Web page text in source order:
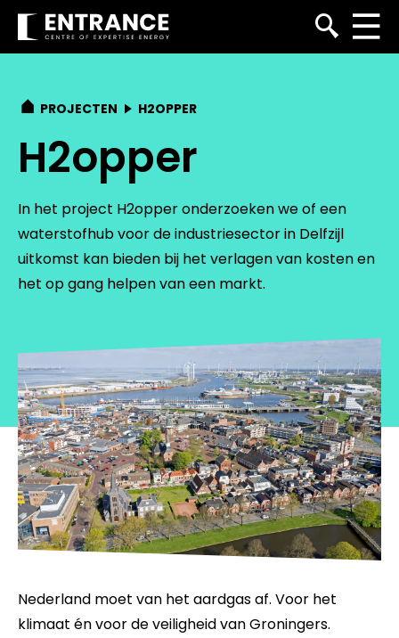
PROJECTEN H2OPPER
H2opper
In het project H2opper onderzoeken we of een
waterstofhub voor de industriesector in Delfzijl
uitkomst kan bieden bij het verlagen van kosten en
het op gang helpen van een markt.
Nederland moet van het aardgas af. Voor het
klimaat én voor de veiligheid van Groningers.